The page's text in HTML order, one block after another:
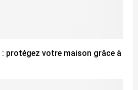
protégez votre maison grâce à